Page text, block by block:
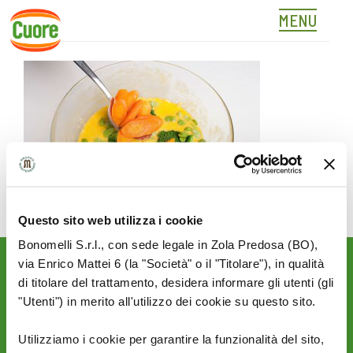
Questo sito web utilizza i cookie
Bonomelli S.r.l., con sede legale in Zola Predosa (BO),
via Enrico Mattei 6 (la "Società" o il "Titolare"), in qualità
di titolare del trattamento, desidera informare gli utenti (gli
"Utenti") in merito all'utilizzo dei cookie su questo sito.
Utilizziamo i cookie per garantire la funzionalità del sito,
Skip
content
MENU
04
Rimani aggiornato sulle
novità del mondo Cuore: